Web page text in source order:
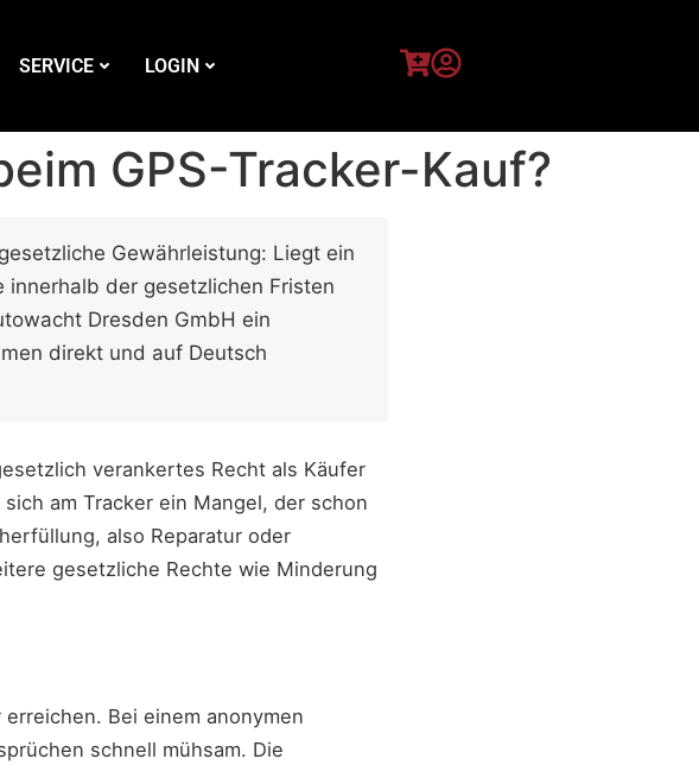
SERVICE LOGIN
GPS-Tracker-Kauf?
Gewährleistung: Liegt ein
der gesetzlichen Fristen
Dresden GmbH ein
direkt und auf Deutsch
verankertes Recht als Käufer
am Tracker ein Mangel, der schon
also Reparatur oder
gesetzliche Rechte wie Minderung
Bei einem anonymen
schnell mühsam. Die